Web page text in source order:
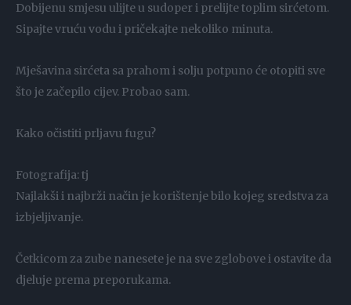
Dobijenu smjesu ulijte u sudoper i prelijte toplim sirćetom.
Sipajte vruću vodu i pričekajte nekoliko minuta.
Mješavina sirćeta sa prahom i solju potpuno će otopiti sve
što je začepilo cijev. Probao sam.
Kako očistiti prljavu fugu?
Fotografija: tj
Najlakši i najbrži način je korištenje bilo kojeg sredstva za
izbjeljivanje.
Četkicom za zube nanesete je na sve zglobove i ostavite da
djeluje prema preporukama.